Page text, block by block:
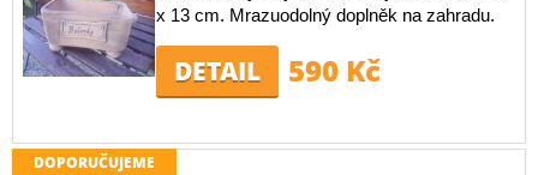
x 13 cm. Mrazuodolný doplněk na zahradu.
DETAIL 590 Kč
DOPORUČUJEME